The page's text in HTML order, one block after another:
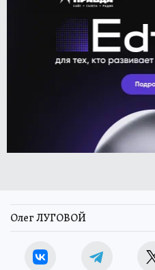
Олег ЛУГОВОЙ